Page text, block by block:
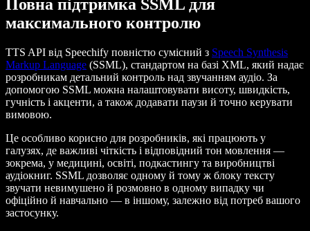
Повна підтримка SSML для
максимального контролю
TTS API від Speechify повністю сумісний з Speech Synthesis
Markup Language (SSML), стандартом на базі XML, який надає
розробникам детальний контроль над звучанням аудіо. За
допомогою SSML можна налаштовувати висоту, швидкість,
гучність і акценти, а також додавати паузи й точно керувати
вимовою.
Це особливо корисно для розробників, які працюють у
галузях, де важливі чіткість і відповідний тон мовлення —
зокрема, у медицині, освіті, подкастингу та виробництві
аудіокниг. SSML дозволяє одному й тому ж блоку тексту
звучати невимушено й розмовно в одному випадку чи
офіційно й навчально — в іншому, залежно від потреб вашого
застосунку.